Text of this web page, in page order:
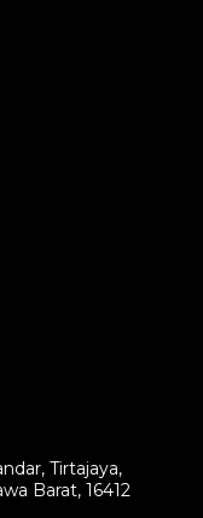
Tirtajaya,
Barat, 16412